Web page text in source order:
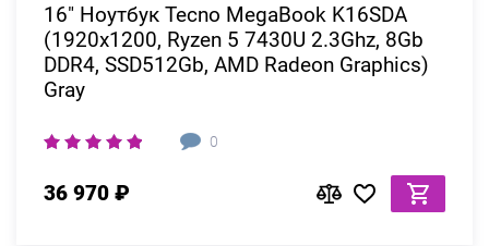
16" Ноутбук Tecno MegaBook K16SDA
(1920x1200, Ryzen 5 7430U 2.3Ghz, 8Gb
DDR4, SSD512Gb, AMD Radeon Graphics)
Gray
0
36 970 ₽